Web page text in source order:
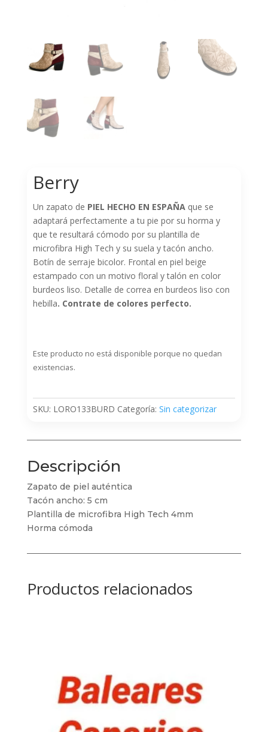
Berry
Un zapato de PIEL HECHO EN ESPAÑAque se
adaptará perfectamente a tu pie por su horma y
que te resultará cómodo por su plantilla de
microfibra High Tech y su suela y tacón ancho.
Botín de serraje bicolor. Frontal en piel beige
estampado con un motivo floral y talón en color
burdeos liso. Detalle de correa en burdeos liso con
hebilla. Contrate de colores perfecto.
Este producto no está disponible porque no quedan
existencias.
SKU: LORO133BURD Categoría: Sin categorizar
Descripción
Zapato de piel auténtica
Tacón ancho: 5 cm
Plantilla de microfibra High Tech 4mm
Horma cómoda
Productos relacionados